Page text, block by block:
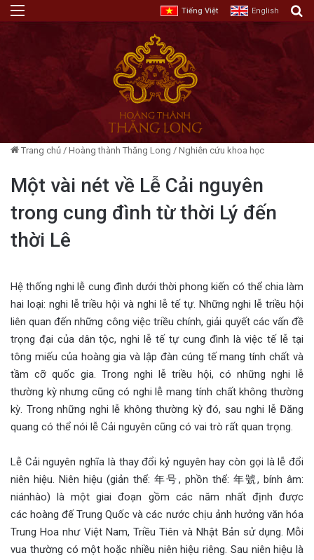
Tiếng Việt English
Trang chủ / Hoàng thành Thăng Long / Nghiên cứu khoa học
Một vài nét về Lễ Cải nguyên
trong cung đình từ thời Lý đến
thời Lê
Hệ thống nghi lễ cung đình dưới thời phong kiến có thể chia làm
hai loại: nghi lễ triều hội và nghi lễ tế tự. Những nghi lễ triều hội
liên quan đến những công việc triều chính, giải quyết các vấn đề
trọng đại của dân tộc, nghi lễ tế tự cung đình là việc tế lễ tại
tông miếu của hoàng gia và lập đàn cúng tế mang tính chất và
tầm cỡ quốc gia. Trong nghi lễ triều hội, có những nghi lễ
thường kỳ nhưng cũng có nghi lễ mang tính chất không thường
kỳ. Trong những nghi lễ không thường kỳ đó, sau nghi lễ Đăng
quang có thể nói lễ Cải nguyên cũng có vai trò rất quan trọng.
Lễ Cải nguyên nghĩa là thay đổi kỷ nguyên hay còn gọi là lễ đổi
niên hiệu. Niên hiệu (giản thể: 年号, phồn thể: 年號, bính âm:
niánhào) là một giai đoạn gồm các năm nhất định được
các hoàng đế Trung Quốc và các nước chịu ảnh hưởng văn hóa
Trung Hoa như Việt Nam, Triều Tiên và Nhật Bản sử dụng. Mỗi
vua thường có một hoặc nhiều niên hiệu riêng. Sau niên hiệu là